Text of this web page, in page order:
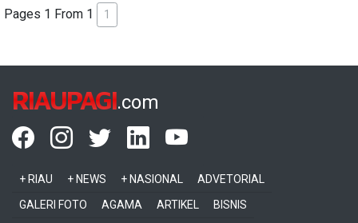
Pages 1 From 1 1
RIAUPAGI.com
+ RIAU + NEWS + NASIONAL
ADVETORIAL
GALERI FOTO
AGAMA ARTIKEL
BISNIS